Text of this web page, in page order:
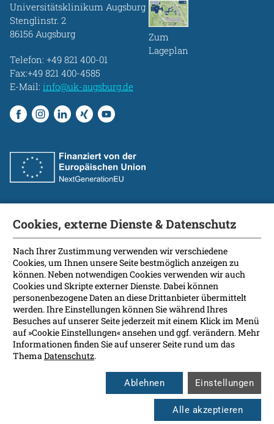
Universitätsklinikum Augsburg
Stenglinstr. 2
86156 Augsburg
Telefon: +49 821 400-01
Fax:+49 821 400-4585
E-Mail: info@uk-augsburg.de
Zum
Lageplan
Fakultät
International Patients
Kontakt
Presse
Soziale Medien
Barrierefreiheit
Datenschutz
Impressum
Cookies, externe Dienste & Datenschutz
Nach Ihrer Zustimmung verwenden wir verschiedene
Cookies, um Ihnen unsere Seite bestmöglich anzeigen zu
können. Neben notwendigen Cookies verwenden wir auch
Cookies und Skripte externer Dienste. Dabei können
personenbezogene Daten an diese Drittanbieter übermittelt
werden. Ihre Einstellungen können Sie während Ihres
Besuches auf unserer Seite jederzeit mit einem Klick im Menü
auf »Cookie Einstellungen« ansehen und ggf. verändern. Mehr
Informationen finden Sie auf unserer Seite rund um das
ThemaDatenschutz.
Ablehnen Einstellungen
Alle akzeptieren